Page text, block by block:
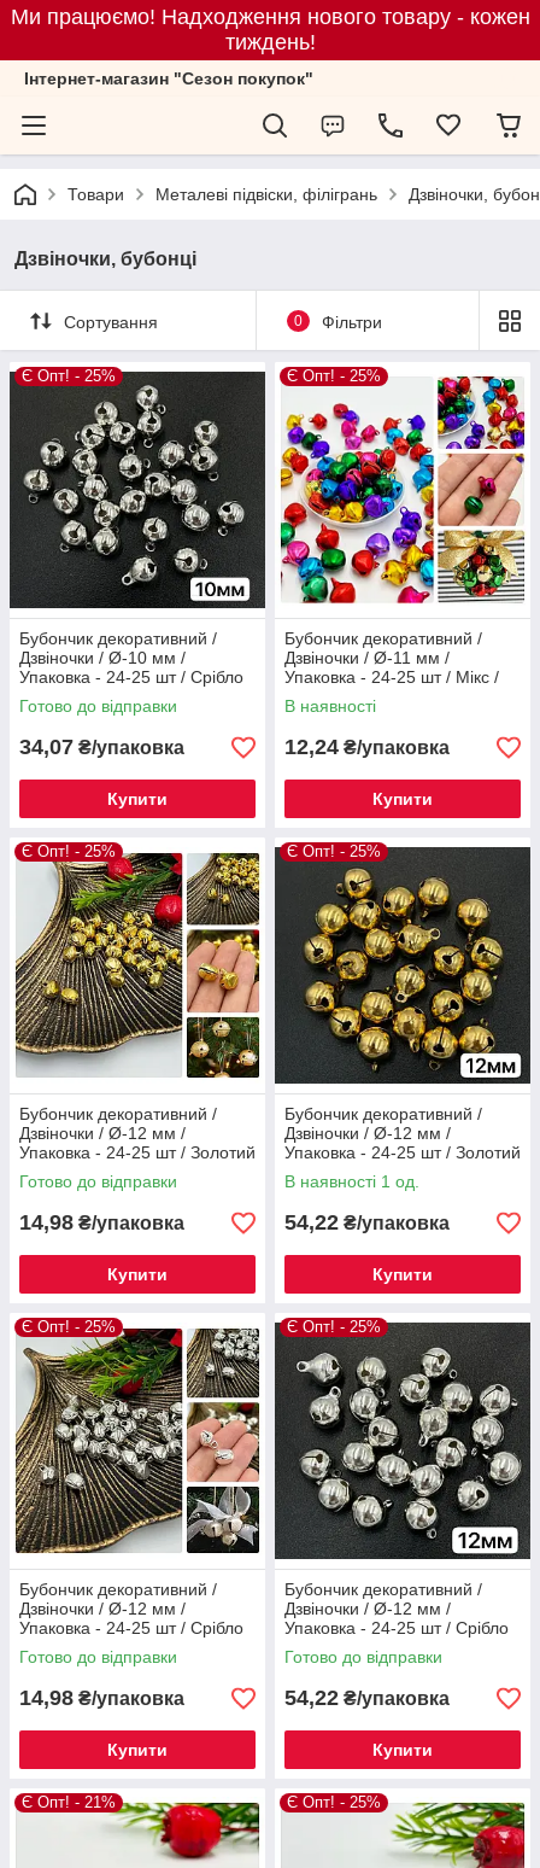
Ми працюємо! Надходження нового товару - кожен
тиждень!
Iнтернет-магазин "Сезон покупок"
Товари Металеві підвіски, філігрань Дзвіночки,
Дзвіночки, бубонці
Сортування 0 Фільтри
Є Опт! - 25%
Бубончик декоративний /
Дзвіночки / Ø-10 мм /
Упаковка - 24-25 шт / Срібло
№7
Готово до відправки
34,07 ₴/упаковка
Купити
Є Опт! - 25%
Бубончик декоративний /
Дзвіночки / Ø-11 мм /
Упаковка - 24-25 шт / Мікс /
№9
В наявності
12,24 ₴/упаковка
Купити
Є Опт! - 25%
Бубончик декоративний /
Дзвіночки / Ø-12 мм /
Упаковка - 24-25 шт / Золотий
№2
Готово до відправки
14,98 ₴/упаковка
Купити
Є Опт! - 25%
Бубончик декоративний /
Дзвіночки / Ø-12 мм /
Упаковка - 24-25 шт / Золотий
№6
В наявності 1 од.
54,22 ₴/упаковка
Купити
Є Опт! - 25%
Бубончик декоративний /
Дзвіночки / Ø-12 мм /
Упаковка - 24-25 шт / Срібло
№1
Готово до відправки
14,98 ₴/упаковка
Купити
Є Опт! - 25%
Бубончик декоративний /
Дзвіночки / Ø-12 мм /
Упаковка - 24-25 шт / Срібло
№5
Готово до відправки
54,22 ₴/упаковка
Купити
Є Опт! - 21% Є Опт! - 25%